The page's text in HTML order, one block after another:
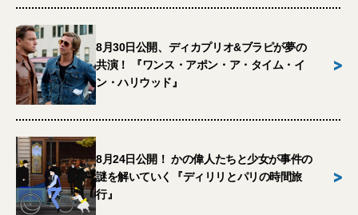
8月30日公開、ディカプリオ&ブラピが夢の
共演！ 『ワンス・アポン・ア・タイム・イ
ン・ハリウッド』
>
8月24日公開！ かの偉人たちと少女が事件の
謎を解いていく『ディリリとパリの時間旅
行』
>